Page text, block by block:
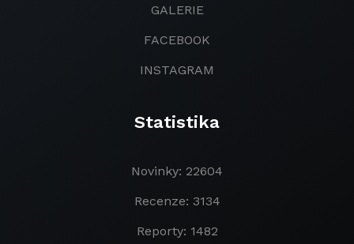
GALERIE
FACEBOOK
INSTAGRAM
Statistika
Novinky: 22604
Recenze: 3134
Reporty: 1482